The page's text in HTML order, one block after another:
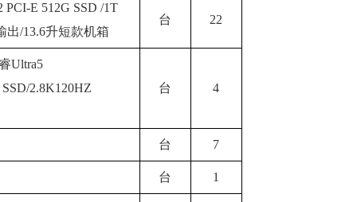
PCI-E 512G SSD /1T
出/13.6升短款机箱
台 22
Ultra5
2.8K120HZ
台 4
台 7
台 1